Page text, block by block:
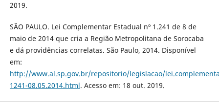
2019.
SÃO PAULO. Lei Complementar Estadual nº 1.241 de 8 de
maio de 2014 que cria a Região Metropolitana de Sorocaba
e dá providências correlatas. São Paulo, 2014. Disponível
em:
http://www.al.sp.gov.br/repositorio/legislacao/
1241-08.05.2014.html. Acesso em: 18 out. 2019.